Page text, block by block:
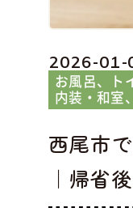
2026-01-
お風呂 ト
内装・和室
西尾市
｜帰省